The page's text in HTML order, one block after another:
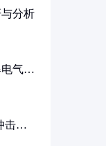
分析
气设
击要